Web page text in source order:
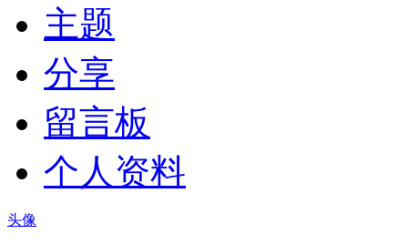
主题
分享
留言板
个人资料
头像